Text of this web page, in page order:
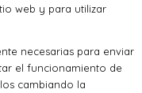
web y para utilizar
necesarias para enviar
el funcionamiento de
cambiando la